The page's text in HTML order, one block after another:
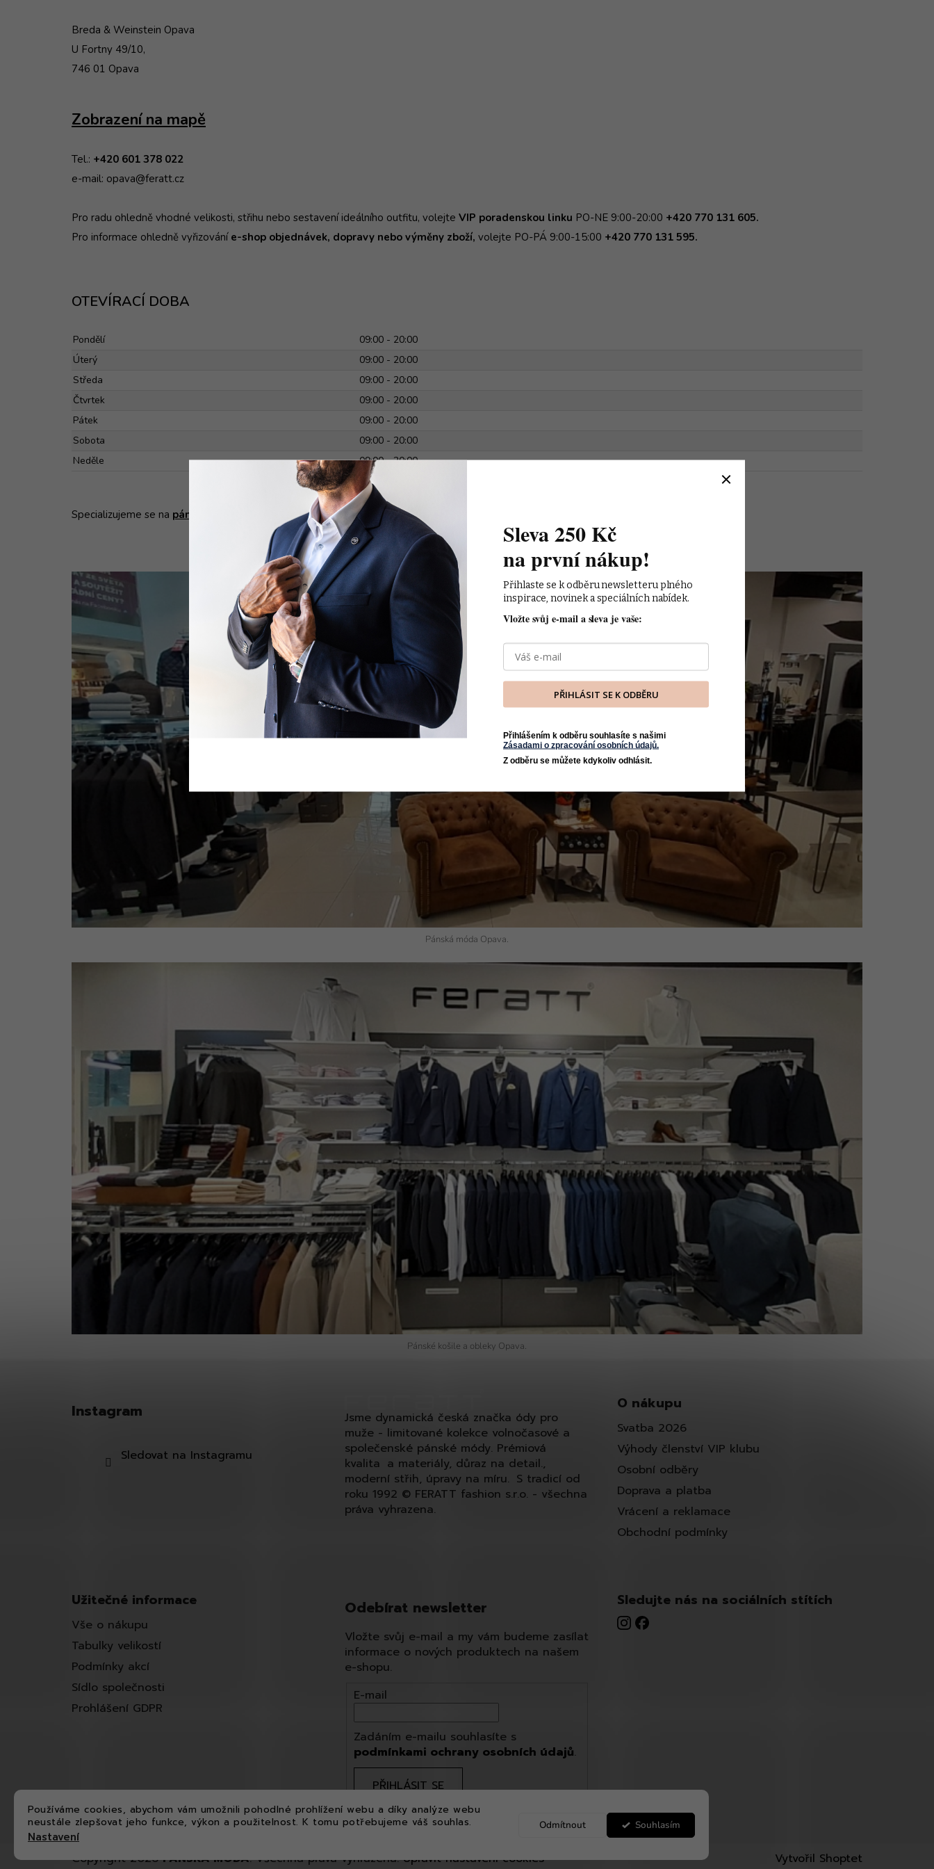
Používáme cookies, abychom vám umožnili pohodlné prohlížení webu a díky analýze webu
neustále zlepšovat jeho funkce, výkon a použitelnost. K tomu potřebujeme váš souhlas.
Nastavení
Odmítnout Souhlasím
Breda & Weinstein Opava
U Fortny 49/10,
746 01 Opava
Zobrazení na mapě
Tel.: +420 601 378 022
e-mail: opava@feratt.cz
Pro radu ohledně vhodné velikosti, střihu nebo sestavení ideálního outfitu, volejte VIP poradenskou linku PO-NE 9:00-20:00 +420 770 131 605.
Pro informace ohledně vyřizováníe-shop objednávek, dopravy nebo výměny zboží, volejte PO-PÁ 9:00-15:00 +420 770 131 595.
OTEVÍRACÍ DOBA
Pondělí
09:00 - 20:00
Úterý
09:00 - 20:00
Středa
09:00 - 20:00
Čtvrtek
09:00 - 20:00
Pátek
09:00 - 20:00
Sobota
09:00 - 20:00
Neděle
09:00 - 20:00
Specializujeme se na pánské košile , najdete u nás ale celý sortiment
Pánská móda Opava.
Pánské košile a obleky Opava.
Instagram
Sledovat na Instagramu
Jsme dynamická česká značka ódy pro
muže - limitované kolekce volnočasové a
společenské pánské módy. Prémiová
kvalita a materiály, důraz na detail.,
moderní střih, úpravy na míru. S tradicí od
roku 1992 © FERATT fashion s.r.o. - všechna
práva vyhrazena.
O nákupu
Svatba 2026
Výhody členství VIP klubu
Osobní odběry
Doprava a platba
Vrácení a reklamace
Obchodní podmínky
Užitečné informace
Vše o nákupu
Tabulky velikostí
Podmínky akcí
Sídlo společnosti
Prohlášení GDPR
Odebírat newsletter
Vložte svůj e-mail a my vám budeme zasílat
informace o nových produktech na našem
e-shopu.
E-mail
Zadáním e-mailu souhlasíte s
podmínkami ochrany osobních údajů.
PŘIHLÁSIT SE
Sledujte nás na sociálních stítích
Vytvořil Shoptet
Copyright 2026PÁNSKÁ MÓDA. Všechna práva vyhrazena.Upravit nastavení cookies
Sleva 250 Kč
na první nákup!
Přihlaste se k odběru newsletteru plného
inspirace, novinek a speciálních nabídek.
Vložte svůj e-mail a sleva je vaše:
PŘIHLÁSIT SE K ODBĚRU
Přihlášením k odběru souhlasíte s našimi
Zásadami o zpracování osobních údajů.
Z odběru se můžete kdykoliv odhlásit.